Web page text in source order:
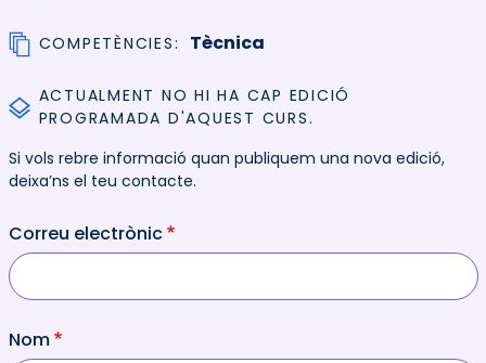
COMPETÈNCIES Tècnica
ACTUALMENT NO HI HA CAP EDICIÓ
PROGRAMADA D'AQUEST CURS.
Si vols rebre informació quan publiquem una nova edició,
deixa’ns el teu contacte.
Correu electrònic
Nom